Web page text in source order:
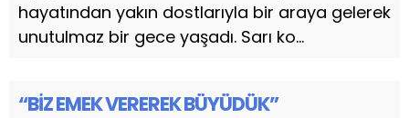
hayatından yakın dostlarıyla bir araya gelerek
unutulmaz bir gece yaşadı. Sarı ko...
“BİZ EMEK VEREREK BÜYÜDÜK”